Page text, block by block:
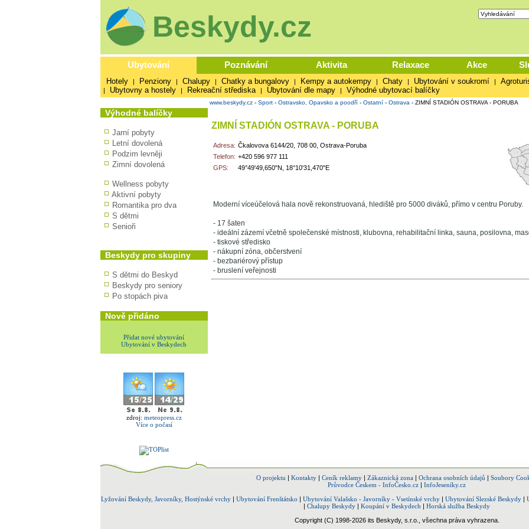
Beskydy.cz
Ubytování Poznávání Aktivita Relaxace Akce
Hotely | Penziony | Chalupy | Chatky a bungalovy | Kempy a autokempy | Chaty | Ubytování v soukromí |
| Ubytovny a hostely | Rekreační střediska | Ubytování dle mapy | Výhodné ubytovací balíčky
Výhodné balíčky
Jarní pobyty
Letní dovolená
Podzim levněji
Zimní dovolená
Wellness pobyty
Aktivní pobyty
Romantika pro dva
S dětmi
Senioři
Beskydy pro skupiny
S dětmi do Beskyd
Beskydy pro seniory
Po stopách piva
Nově přidáno
Přidat nové ubytování
Ubytování v Beskydech
zdroj: meteopress.cz
Více o počasí
www.beskydy.cz- Sport- Ostravsko, Opavsko a poodří- Ostatní- Ostrava - ZIMNÍ STADIÓN OSTRAVA - PORUBA
ZIMNÍ STADIÓN OSTRAVA - PORUBA
Adresa: Čkalovova 6144/20, 708 00, Ostrava-Poruba
Telefon: +420 596 977 111
GPS:
49°49'49,650"N, 18°10'31,470"E
Moderní víceúčelová hala nově rekonstruovaná, hlediště pro 5000 diváků, přímo v centru Poruby.
- 17 šaten
- ideální zázemí včetně společenské místnosti, klubovna, rehabilitační linka, sauna, posilovna,
- tiskové středisko
- nákupní zóna, občerstvení
- bezbariérový přístup
- bruslení veřejnosti
O projektu | Kontakty| Ceník reklamy| Zákaznická zona| Ochrana osobních údajů | Soubory
Průvodce Českem - InfoČesko.cz | InfoJeseníky.cz
Lyžování Beskydy, Javorníky, Hostýnské vrchy | Ubytování Frenštátsko | Ubytování Valašsko - Javorníky - Vsetínské vrchy | Ubytování Slezské Beskydy |
| Chalupy Beskydy | Koupání v Beskydech | Horská služba Beskydy
Copyright (C) 1998-2026 its Beskydy, s.r.o., všechna práva vyhrazena.